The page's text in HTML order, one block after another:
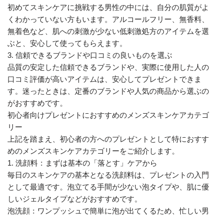
初めてスキンケアに挑戦する男性の中には、自分の肌質がよ
くわかっていない方もいます。アルコールフリー、無香料、
無着色など、肌への刺激が少ない低刺激処方のアイテムを選
ぶと、安心して使ってもらえます。
3. 信頼できるブランドや口コミの良いものを選ぶ
品質の安定した信頼できるブランドや、実際に使用した人の
口コミ評価が高いアイテムは、安心してプレゼントできま
す。迷ったときは、定番のブランドや人気の商品から選ぶの
がおすすめです。
初心者向けプレゼントにおすすめのメンズスキンケアカテゴ
リー
上記を踏まえ、初心者の方へのプレゼントとして特におすす
めのメンズスキンケアカテゴリーをご紹介します。
1. 洗顔料：まずは基本の「落とす」ケアから
毎日のスキンケアの基本となる洗顔料は、プレゼントの入門
として最適です。泡立てる手間が少ない泡タイプや、肌に優
しいジェルタイプなどがおすすめです。
泡洗顔：ワンプッシュで簡単に泡が出てくるため、忙しい男